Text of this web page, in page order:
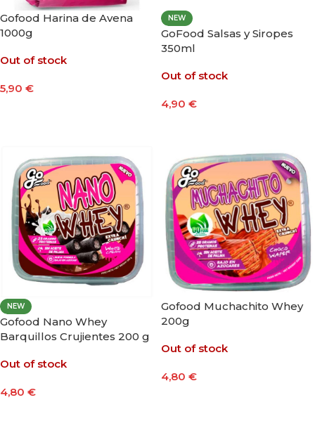
Gofood Harina de Avena
1000g
Out of stock
5,90 €
NEW
GoFood Salsas y Siropes
350ml
Out of stock
4,90 €
NEW
Gofood Nano Whey
Barquillos Crujientes 200 g
Out of stock
4,80 €
Gofood Muchachito Whey
200g
Out of stock
4,80 €